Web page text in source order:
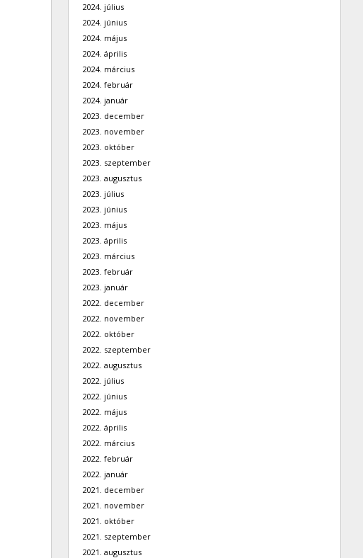
2024. július
2024. június
2024. május
2024. április
2024. március
2024. február
2024. január
2023. december
2023. november
2023. október
2023. szeptember
2023. augusztus
2023. július
2023. június
2023. május
2023. április
2023. március
2023. február
2023. január
2022. december
2022. november
2022. október
2022. szeptember
2022. augusztus
2022. július
2022. június
2022. május
2022. április
2022. március
2022. február
2022. január
2021. december
2021. november
2021. október
2021. szeptember
2021. augusztus